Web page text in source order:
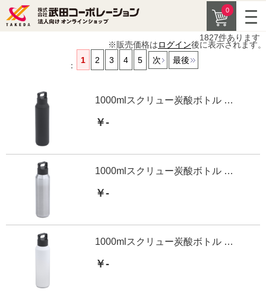
0
※販売価格はログイン後に表示されます。
1827件あります
：
1 2 3 4 5 次 最後
1000mlスクリュー炭酸ボトル BK
￥-
1000mlスクリュー炭酸ボトル SV
￥-
1000mlスクリュー炭酸ボトル WH
￥-